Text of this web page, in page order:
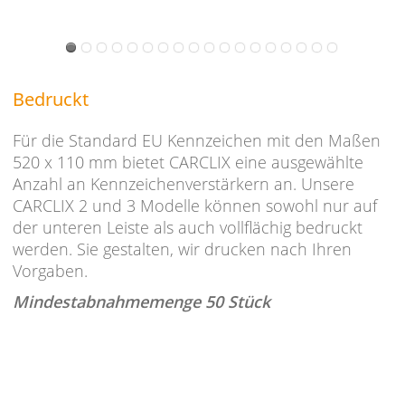
Bedruckt
Für die Standard EU Kennzeichen mit den Maßen
520 x 110 mm bietet CARCLIX eine ausgewählte
Anzahl an Kennzeichenverstärkern an. Unsere
CARCLIX 2 und 3 Modelle können sowohl nur auf
der unteren Leiste als auch vollflächig bedruckt
werden. Sie gestalten, wir drucken nach Ihren
Vorgaben.
Mindestabnahmemenge 50 Stück